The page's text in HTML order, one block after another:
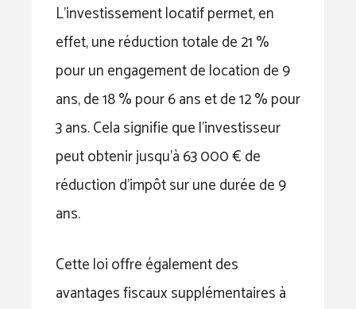
L’investissement locatif permet, en
effet, une réduction totale de 21 %
pour un engagement de location de 9
ans, de 18 % pour 6 ans et de 12 % pour
3 ans. Cela signifie que l’investisseur
peut obtenir jusqu’à 63 000 € de
réduction d’impôt sur une durée de 9
ans.
Cette loi offre également des
avantages fiscaux supplémentaires à